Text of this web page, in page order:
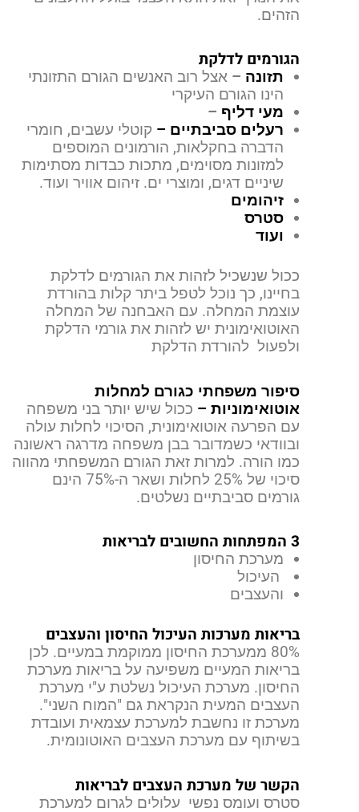
הזהים.
הגורמים לדלקת
תזונה – אצל רוב האנשים הגורם התזונתי
הינו הגורם העיקרי
מעי דליף –
רעלים סביבתיים – קוטלי עשבים, חומרי
הדברה בחקלאות, הורמונים המוספים
למזונות מסוימים, מתכות כבדות מסתימות
שיניים דגים, ומוצרי ים. זיהום אוויר ועוד.
זיהומים
סטרס
ועוד
ככול שנשכיל לזהות את הגורמים לדלקת
בחיינו, כך נוכל לטפל ביתר קלות בהורדת
עוצמת המחלה. עם האבחנה של המחלה
האוטואימונית יש לזהות את גורמי הדלקת
ולפעול להורדת הדלקת
סיפור משפחתי כגורם למחלות
אוטואימוניות – ככול שיש יותר בני משפחה
עם הפרעה אוטואימונית, הסיכוי לחלות עולה
ובוודאי כשמדובר בבן משפחה מדרגה ראשונה
כמו הורה. למרות זאת הגורם המשפחתי מהווה
סיכוי של 25% לחלות ושאר ה-75% הינם
גורמים סביבתיים נשלטים.
3 המפתחות החשובים לבריאות
מערכת החיסון
העיכול
והעצבים
בריאות מערכות העיכול החיסון והעצבים
80% ממערכת החיסון ממוקמת במעיים. לכן
בריאות המעיים משפיעה על בריאות מערכת
החיסון. מערכת העיכול נשלטת ע"י מערכת
העצבים המעית הנקראת גם "המוח השני".
מערכת זו נחשבת למערכת עצמאית ועובדת
בשיתוף עם מערכת העצבים האוטונומית.
הקשר של מערכת העצבים לבריאות
סטרס ועומס נפשי עלולים לגרום למערכת